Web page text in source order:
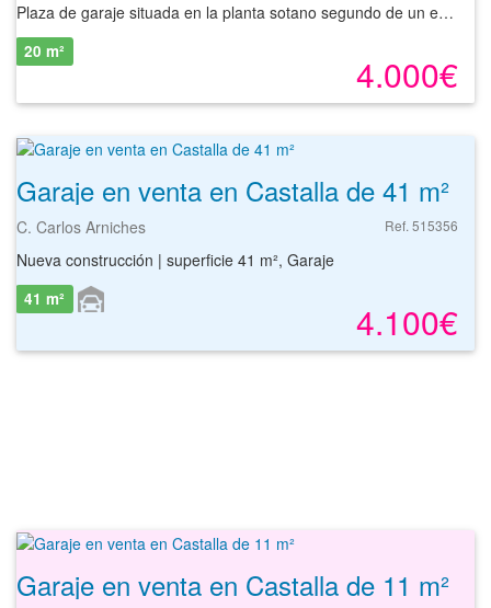
Plaza de garaje situada en la planta sotano segundo de un edificio de cinco alturas sobre rasante y dos alturas bajo rasante con ascensor, que fue construido en el año 2012. La plaza de garaje esta ubicada en la localidad de Castalla, en la provincia de Alicante.
4.000€
20 m²
Garaje en venta en Castalla de 41 m²
C. Carlos Arniches Ref. 515356
Nueva construcción | superficie 41 m², Garaje
4.100€
41 m²
Garaje en venta en Castalla de 11 m²